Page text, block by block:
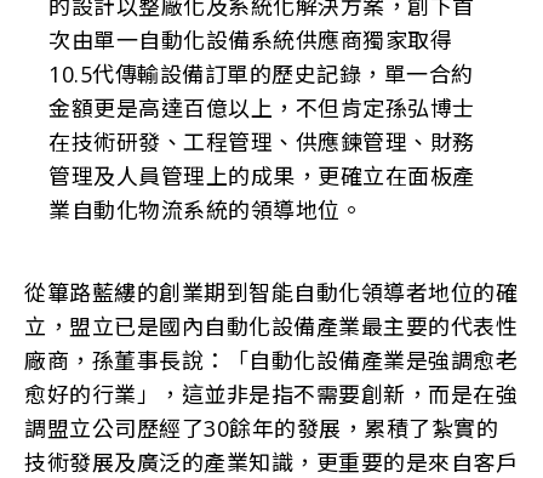
次由單一自動化設備系統供應商獨家取得
10.5代傳輸設備訂單的歷史記錄，單一合約
金額更是高達百億以上，不但肯定孫弘博士
在技術研發、工程管理、供應鍊管理、財務
管理及人員管理上的成果，更確立在面板產
業自動化物流系統的領導地位。
從篳路藍縷的創業期到智能自動化領導者地位的確
立，盟立已是國內自動化設備產業最主要的代表性
廠商，孫董事長說：「自動化設備產業是強調愈老
愈好的行業」，這並非是指不需要創新，而是在強
調盟立公司歷經了30餘年的發展，累積了紮實的
技術發展及廣泛的產業知識，更重要的是來自客戶